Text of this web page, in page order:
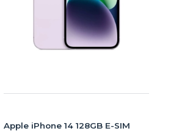
Apple iPhone 14 128GB E-SIM